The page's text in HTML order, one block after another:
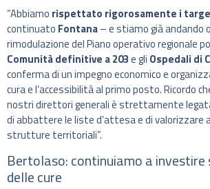
“Abbiamo rispettato rigorosamente i
continuato Fontana– e stiamo già andando
rimodulazione del Piano operativo regionale
Comunità definitive a 203e gli Ospedali di
conferma di un impegno economico e
cura e l’accessibilità al primo posto. Ricordo
nostri direttori generali è strettamente
di abbattere le liste d’attesa e di valorizzare
strutture territoriali”.
Bertolaso: continuiamo a
delle cure